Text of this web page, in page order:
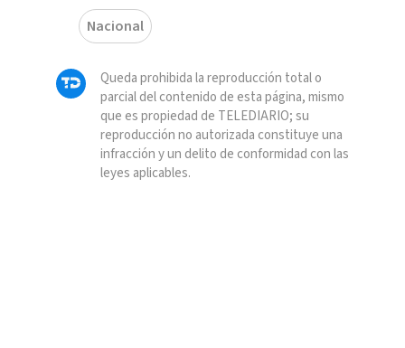
Nacional
Queda prohibida la reproducción total o
parcial del contenido de esta página, mismo
que es propiedad de TELEDIARIO; su
reproducción no autorizada constituye una
infracción y un delito de conformidad con las
leyes aplicables.